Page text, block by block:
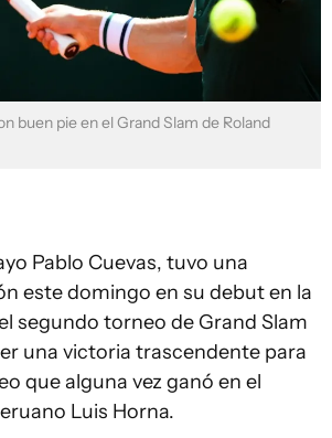
buen pie en el Grand Slam de Roland
Pablo Cuevas, tuvo una
este domingo en su debut en la
segundo torneo de Grand Slam
una victoria trascendente para
que alguna vez ganó en el
Luis Horna.